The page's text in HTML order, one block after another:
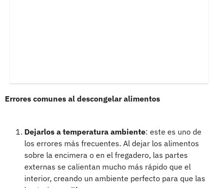
Errores comunes al descongelar alimentos
Dejarlos a temperatura ambiente: este es uno de
los errores más frecuentes. Al dejar los alimentos
sobre la encimera o en el fregadero, las partes
externas se calientan mucho más rápido que el
interior, creando un ambiente perfecto para que las